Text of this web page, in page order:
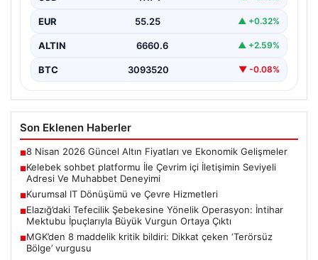
çeşitli…
EUR 55.25 ▲ +0.32%
ALTIN 6660.6 ▲ +2.59%
BTC 3093520 ▼ -0.08%
Son Eklenen Haberler
■8 Nisan 2026 Güncel Altın Fiyatları ve Ekonomik Gelişmeler
■Kelebek sohbet platformu İle Çevrim içi İletişimin Seviyeli
Adresi Ve Muhabbet Deneyimi
■Kurumsal IT Dönüşümü ve Çevre Hizmetleri
■Elazığ’daki Tefecilik Şebekesine Yönelik Operasyon: İntihar
Mektubu İpuçlarıyla Büyük Vurgun Ortaya Çıktı
■MGK’den 8 maddelik kritik bildiri: Dikkat çeken ‘Terörsüz
Bölge’ vurgusu